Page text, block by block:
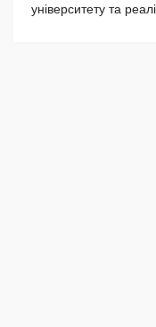
університету та